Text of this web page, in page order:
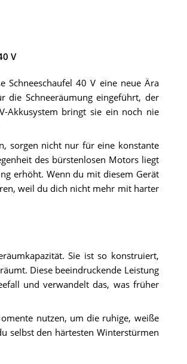
V
Schneeschaufel 40 V eine neue Ära
die Schneeräumung eingeführt, der
Akkusystem bringt sie ein noch nie
sorgen nicht nur für eine konstante
des bürstenlosen Motors liegt
erhöht. Wenn du mit diesem Gerät
weil du dich nicht mehr mit harter
Sie ist so konstruiert,
Diese beeindruckende Leistung
und verwandelt das, was früher
nutzen, um die ruhige, weiße
selbst den härtesten Winterstürmen